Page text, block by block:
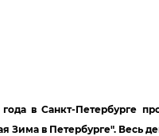
года в Санкт-Петербурге
Зима в Петербурге". Весь